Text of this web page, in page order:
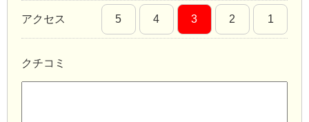
アクセス 5 4 3 2 1
クチコミ